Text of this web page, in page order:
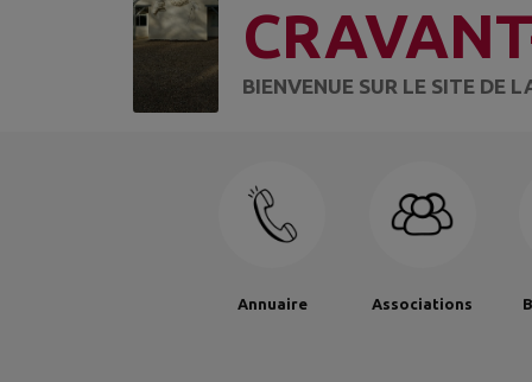
BIENVENUE SUR LE SITE DE
Annuaire Associations